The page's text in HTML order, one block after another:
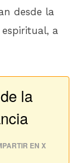
desde la
a
la
EN X